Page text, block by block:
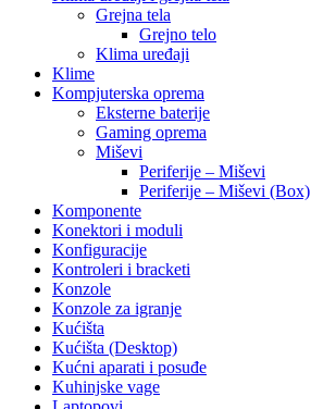
Grejna tela
Grejno telo
Klima uređaji
Klime
Kompjuterska oprema
Eksterne baterije
Gaming oprema
Miševi
Periferije – Miševi
Periferije – Miševi (Box)
Komponente
Konektori i moduli
Konfiguracije
Kontroleri i bracketi
Konzole
Konzole za igranje
Kućišta
Kućišta (Desktop)
Kućni aparati i posuđe
Kuhinjske vage